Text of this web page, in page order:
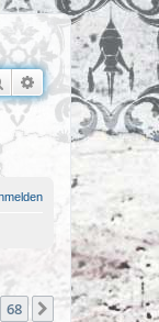
Suche Erweiterte Suche
68 Nächste